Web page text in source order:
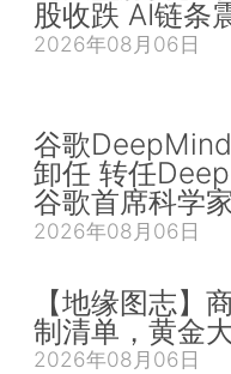
股收跌 AI链条
2026年08月06日
谷歌
卸任 转任
谷歌首席科学家
2026年08月06日
【地缘图志】
制清单，黄金
2026年08月06日